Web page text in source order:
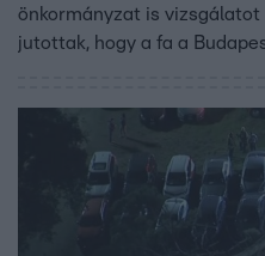
önkormányzat is
jutottak, hogy a fa a